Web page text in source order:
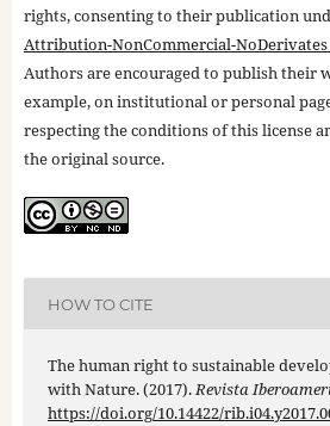
rights, consenting to their publication
Attribution-NonCommercial-
Authors are encouraged to publish their
example, on institutional or personal
respecting the conditions of this license
the original source.
HOW TO CITE
The human right to sustainable
with Nature. (2017).Revista
https://doi.org/10.14422/